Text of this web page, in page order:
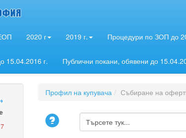
2020 г 2019 г. Процедури по ЗОП до
15.04.2016 г. Публични покани, обявени до
7
Профил на купувача Събиране на